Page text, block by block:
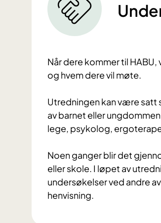
Når dere kommer til
og hvem dere vil møte.
Utredningen kan være satt
av barnet eller
lege, psykolog,
Noen ganger blir det
eller skole. I løpet av
undersøkelser ved andre
henvisning.